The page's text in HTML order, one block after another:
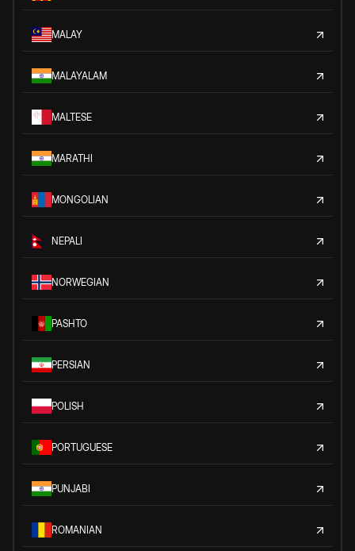
MALAY
MALAYALAM
MALTESE
MARATHI
MONGOLIAN
NEPALI
NORWEGIAN
PASHTO
PERSIAN
POLISH
PORTUGUESE
PUNJABI
ROMANIAN